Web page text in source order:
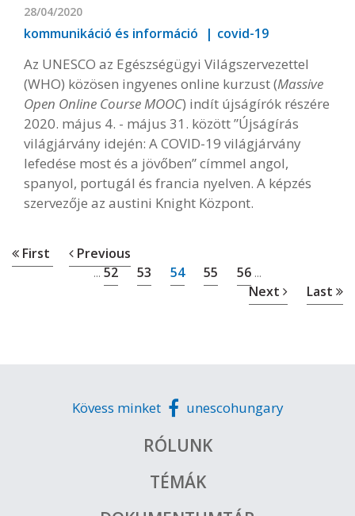
28/04/2020
kommunikáció és információ covid-19
Az UNESCO az Egészségügyi Világszervezettel
(WHO) közösen ingyenes online kurzust (Massive
Open Online Course MOOC) indít újságírók részére
2020. május 4. - május 31. között ”Újságírás
világjárvány idején: A COVID-19 világjárvány
lefedése most és a jövőben” címmel angol,
spanyol, portugál és francia nyelven. A képzés
szervezője az austini Knight Központ.
First Previous
... 52 53 54 55 56 ...
Next Last
Kövess minket unescohungary
RÓLUNK
TÉMÁK